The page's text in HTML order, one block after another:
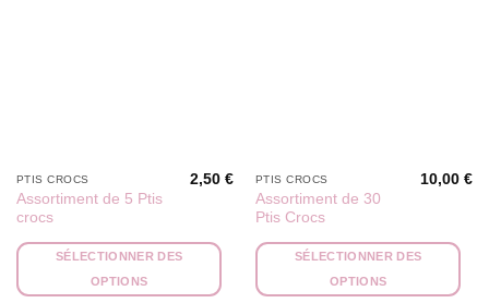
PTIS CROCS
Assortiment de 5 Ptis
crocs
2,50€
SÉLECTIONNER DES
OPTIONS
PTIS CROCS
Assortiment de 30
Ptis Crocs
10,00€
SÉLECTIONNER DES
OPTIONS